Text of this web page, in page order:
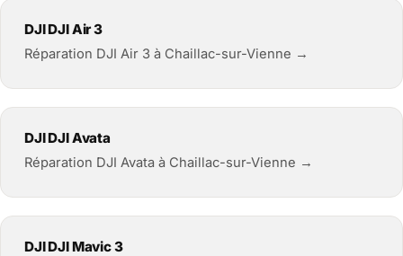
DJI DJI Air 3
Réparation DJI Air 3 à Chaillac-sur-Vienne →
DJI DJI Avata
Réparation DJI Avata à Chaillac-sur-Vienne →
DJI DJI Mavic 3